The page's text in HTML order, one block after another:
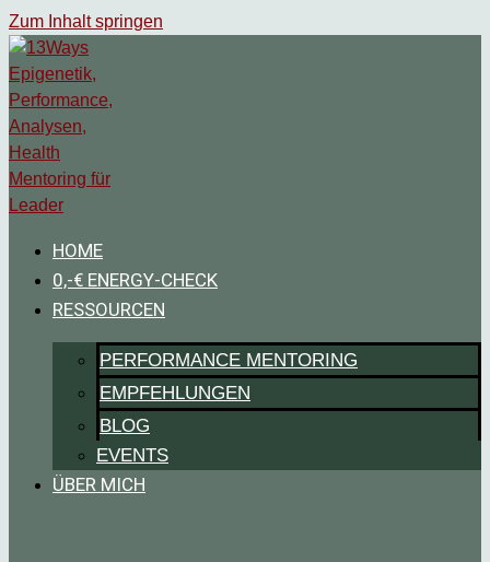
Zum Inhalt springen
HOME
0,-€ ENERGY-CHECK
RESSOURCEN
PERFORMANCE MENTORING
EMPFEHLUNGEN
BLOG
EVENTS
ÜBER MICH